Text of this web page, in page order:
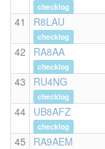
checklog
41 R8LAU
checklog
42 RA8AA
checklog
43 RU4NG
checklog
44 UB8AFZ
checklog
45 RA9AEM